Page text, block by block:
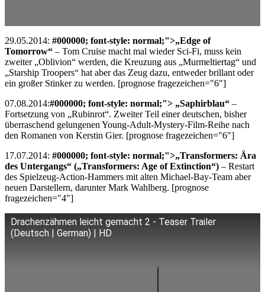
29.05.2014: #000000; font-style: normal;">„Edge of
Tomorrow“ – Tom Cruise macht mal wieder Sci-Fi, muss kein
zweiter „Oblivion“ werden, die Kreuzung aus „Murmeltiertag“ und
„Starship Troopers“ hat aber das Zeug dazu, entweder brillant oder
ein großer Stinker zu werden. [prognose fragezeichen="6"]
07.08.2014:#000000; font-style: normal;"> „Saphirblau“ –
Fortsetzung von „Rubinrot“. Zweiter Teil einer deutschen, bisher
überraschend gelungenen Young-Adult-Mystery-Film-Reihe nach
den Romanen von Kerstin Gier. [prognose fragezeichen="6"]
17.07.2014: #000000; font-style: normal;">„Transformers: Ära
des Untergangs“ („Transformers: Age of Extinction“) – Restart
des Spielzeug-Action-Hammers mit alten Michael-Bay-Team aber
neuen Darstellern, darunter Mark Wahlberg. [prognose
fragezeichen="4"]
Drachenzähmen leicht gemacht 2 - Teaser Trailer
(Deutsch | German) | HD